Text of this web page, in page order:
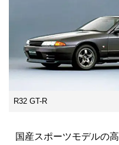
R32 GT-R
国産スポーツモデルの